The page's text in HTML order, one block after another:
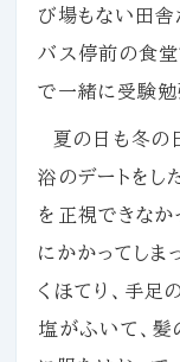
び場もない田舎
バス停前の食
で一緒に受験勉
夏の日も冬の
浴のデートをし
を正視できなか
にかかってしま
くほてり、手足
塩がふいて、髪